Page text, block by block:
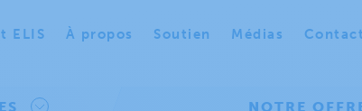
ELIS À propos Soutien Médias Contact
NOTRE